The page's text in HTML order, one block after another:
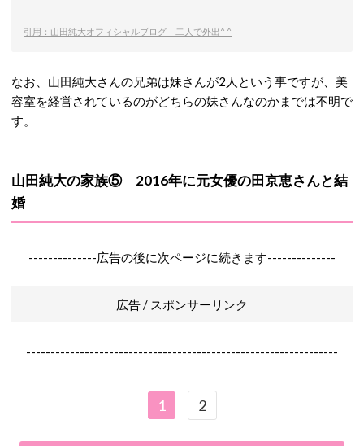
引用：山田純大オフィシャルブログ 二人で外出^ ^
なお、山田純大さんの兄弟は妹さんが2人という事ですが、美
容室を経営されているのがどちらの妹さんなのかまでは不明で
す。
山田純大の家族⑤ 2016年に元女優の田京恵さんと結
婚
--------------広告の後に次ページに続きます--------------
広告 / スポンサーリンク
----------------------------------------------------------------
1 2